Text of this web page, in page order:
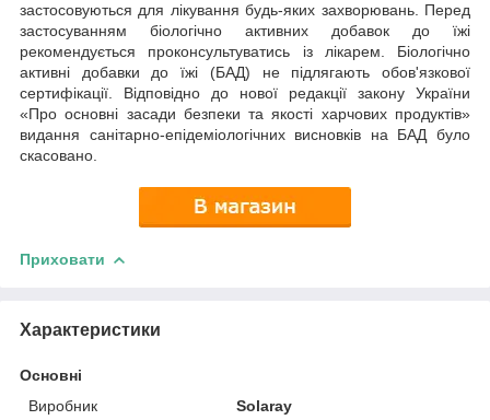
застосовуються для лікування будь-яких захворювань. Перед
застосуванням біологічно активних добавок до їжі
рекомендується проконсультуватись із лікарем. Біологічно
активні добавки до їжі (БАД) не підлягають обов'язкової
сертифікації. Відповідно до нової редакції закону України
«Про основні засади безпеки та якості харчових продуктів»
видання санітарно-епідеміологічних висновків на БАД було
скасовано.
Приховати
Характеристики
Основні
Виробник
Solaray